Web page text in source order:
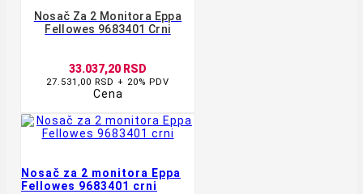
Nosač Za 2 Monitora Eppa
Fellowes 9683401 Crni
33.037,20 RSD
27.531,00 RSD + 20% PDV
Cena
Nosač za 2 monitora Eppa
Fellowes 9683401 crni